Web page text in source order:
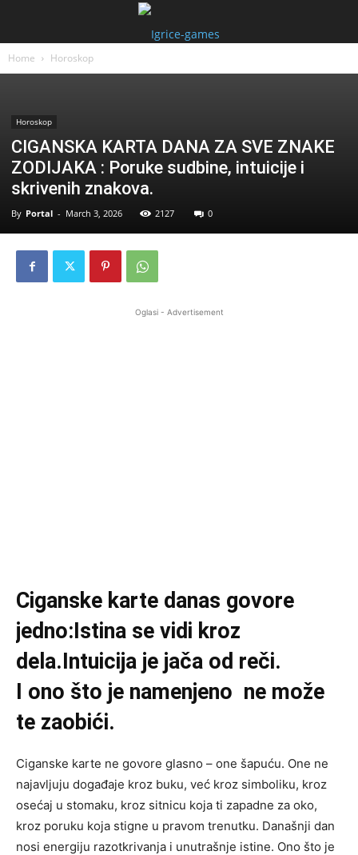
Home Horoskop
Horoskop
CIGANSKA KARTA DANA ZA SVE ZNAKE
ZODIJAKA : Poruke sudbine, intuicije i
skrivenih znakova.
By Portal - March 3, 2026 2127 0
Oglasi - Advertisement
Ciganske karte danas govore
jedno:Istina se vidi kroz
dela.Intuicija je jača od reči.
I ono što je namenjeno ne može
te zaobići.
Ciganske karte ne govore glasno – one šapuću. One ne
najavljuju događaje kroz buku, već kroz simboliku, kroz
osećaj u stomaku, kroz sitnicu koja ti zapadne za oko,
kroz poruku koja stigne u pravom trenutku. Današnji dan
nosi energiju razotkrivanja i unutrašnje istine. Ono što je